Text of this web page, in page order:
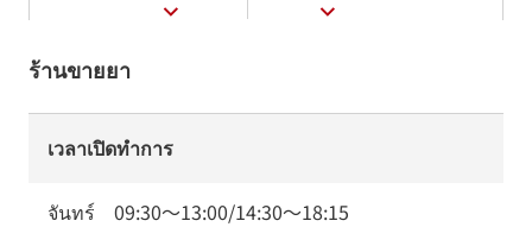
ร้านขายยา
เวลาเปิดทำการ
จันทร์ 09:30～13:00/14:30～18:15